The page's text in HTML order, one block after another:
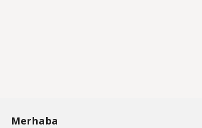
Merhaba